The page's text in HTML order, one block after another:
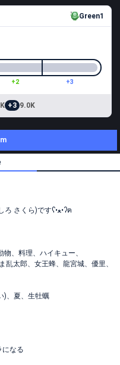
Green1
+2 +3
+3 9.0K
食べるの大好き🍚しろくまの稲城咲良(いなしろ さくら)ですʕ•ﻌ•ʔฅ
、料理、ハイキュー、
乱太郎、女王蜂、龍宮城、優里、
)、夏、生牡蠣
になる